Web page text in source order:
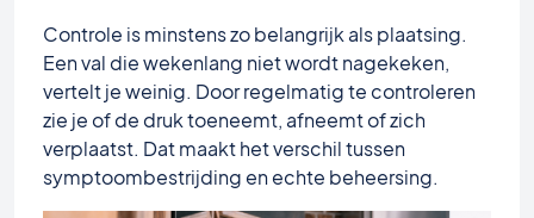
Controle is minstens zo belangrijk als plaatsing.
Een val die wekenlang niet wordt nagekeken,
vertelt je weinig. Door regelmatig te controleren
zie je of de druk toeneemt, afneemt of zich
verplaatst. Dat maakt het verschil tussen
symptoombestrijding en echte beheersing.